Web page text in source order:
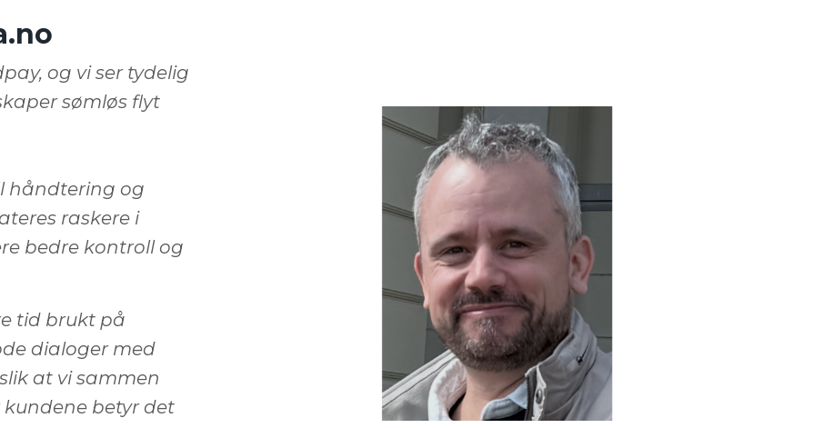
og vi ser tydelig
sømløs flyt
håndtering og
raskere i
bedre kontroll og
tid brukt på
dialoger med
at vi sammen
betyr det